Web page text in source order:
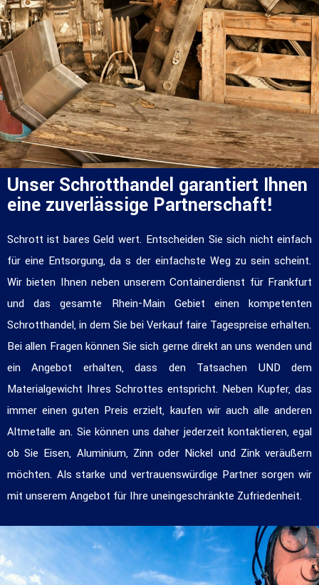
Unser Schrotthandel garantiert Ihnen
eine zuverlässige Partnerschaft!
Schrott ist bares Geld wert. Entscheiden Sie sich nicht einfach
für eine Entsorgung, da s der einfachste Weg zu sein scheint.
Wir bieten Ihnen neben unserem Containerdienst für Frankfurt
und das gesamte Rhein-Main Gebiet einen kompetenten
Schrotthandel, in dem Sie bei Verkauf faire Tagespreise erhalten.
Bei allen Fragen können Sie sich gerne direkt an uns wenden und
ein Angebot erhalten, dass den Tatsachen UND dem
Materialgewicht Ihres Schrottes entspricht. Neben Kupfer, das
immer einen guten Preis erzielt, kaufen wir auch alle anderen
Altmetalle an. Sie können uns daher jederzeit kontaktieren, egal
ob Sie Eisen, Aluminium, Zinn oder Nickel und Zink veräußern
möchten. Als starke und vertrauenswürdige Partner sorgen wir
mit unserem Angebot für Ihre uneingeschränkte Zufriedenheit.